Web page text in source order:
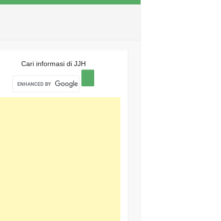
Cari informasi di JJH